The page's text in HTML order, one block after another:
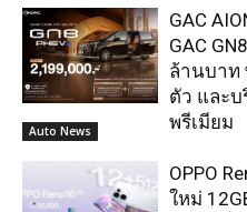
Auto News
GAC
GAC
ล้านบาท
ตัว และบ
พรีเมียม
OPPO
ใหม่